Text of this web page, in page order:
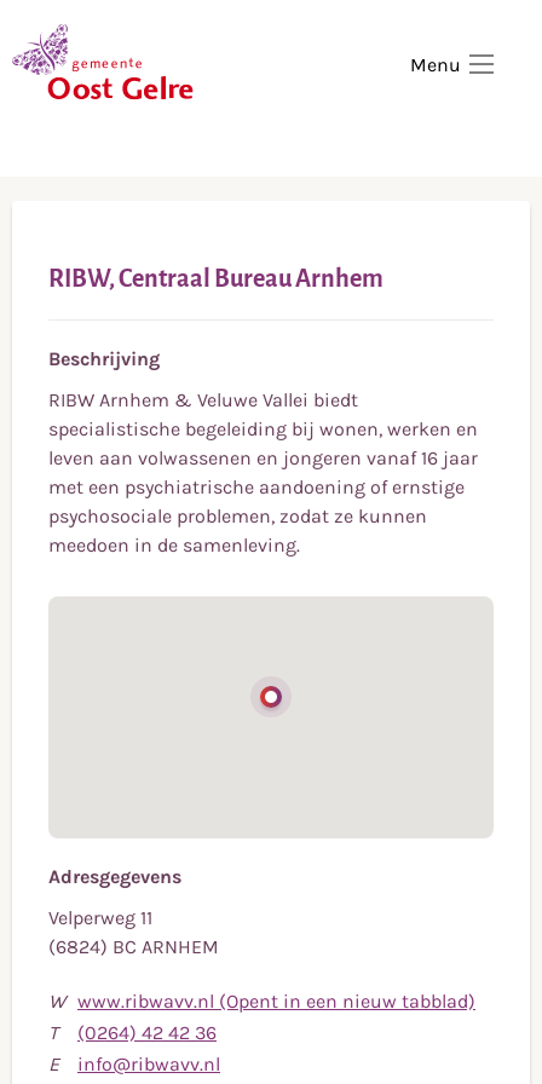
Menu
RIBW, Centraal Bureau Arnhem
Beschrijving
RIBW Arnhem & Veluwe Vallei biedt
specialistische begeleiding bij wonen, werken en
leven aan volwassenen en jongeren vanaf 16 jaar
met een psychiatrische aandoening of ernstige
psychosociale problemen, zodat ze kunnen
meedoen in de samenleving.
Adresgegevens
Velperweg 11
(6824) BC ARNHEM
W www.ribwavv.nl (Opent in een nieuw tabblad)
T
(0264) 42 42 36Bel
naar
E info@ribwavv.nl